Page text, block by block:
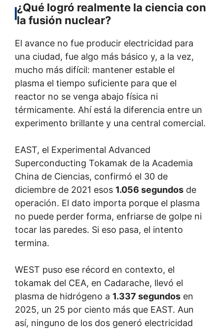
¿Qué logró realmente la ciencia con
la fusión nuclear?
El avance no fue producir electricidad para
una ciudad, fue algo más básico y, a la vez,
mucho más difícil: mantener estable el
plasma el tiempo suficiente para que el
reactor no se venga abajo física ni
térmicamente. Ahí está la diferencia entre un
experimento brillante y una central comercial.
EAST, el Experimental Advanced
Superconducting Tokamak de la Academia
China de Ciencias, confirmó el 30 de
diciembre de 2021 esos 1.056 segundos de
operación. El dato importa porque el plasma
no puede perder forma, enfriarse de golpe ni
tocar las paredes. Si eso pasa, el intento
termina.
WEST puso ese récord en contexto, el
tokamak del CEA, en Cadarache, llevó el
plasma de hidrógeno a 1.337 segundos en
2025, un 25 por ciento más que EAST. Aun
así, ninguno de los dos generó electricidad